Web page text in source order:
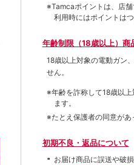
※Tamcaポイントは、店
利用時にはポイントは
年齢制限（18歳以上）商
18歳以上対象の電動ガン
せん。
※年齢を詐称して18歳以
ます。
※たとえ保護者の同意があ
初期不良・返品について
お届け商品に誤送や破